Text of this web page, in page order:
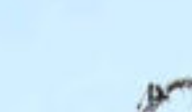
: Undefined array key 0 in